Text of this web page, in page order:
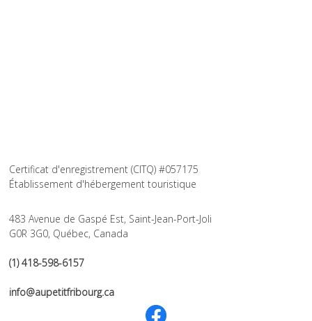
Certificat d'enregistrement (CITQ) #057175
Établissement d'hébergement touristique
483 Avenue de Gaspé Est, Saint-Jean-Port-Joli
G0R 3G0, Québec, Canada
(1) 418-598-6157
info@aupetitfribourg.ca